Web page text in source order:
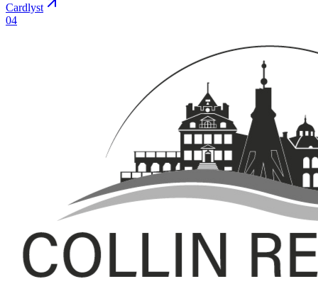
Cardlyst
04